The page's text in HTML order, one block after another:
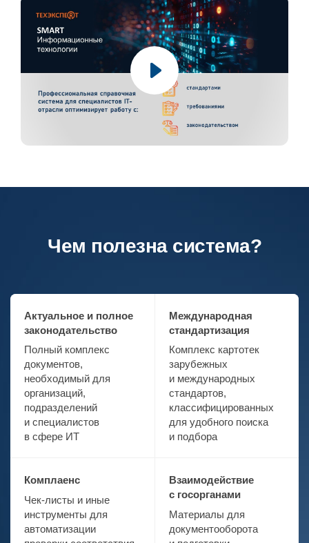
Чем полезна система?
Актуальное и полное
законодательство
Полный комплекс
документов,
необходимый для
организаций,
подразделений
и специалистов
в сфере ИТ
Международная
стандартизация
Комплекс картотек
зарубежных
и международных
стандартов,
классифицированных
для удобного поиска
и подбора
Комплаенс
Чек-листы и иные
инструменты для
автоматизации
Взаимодействие
с госорганами
Материалы для
документооборота